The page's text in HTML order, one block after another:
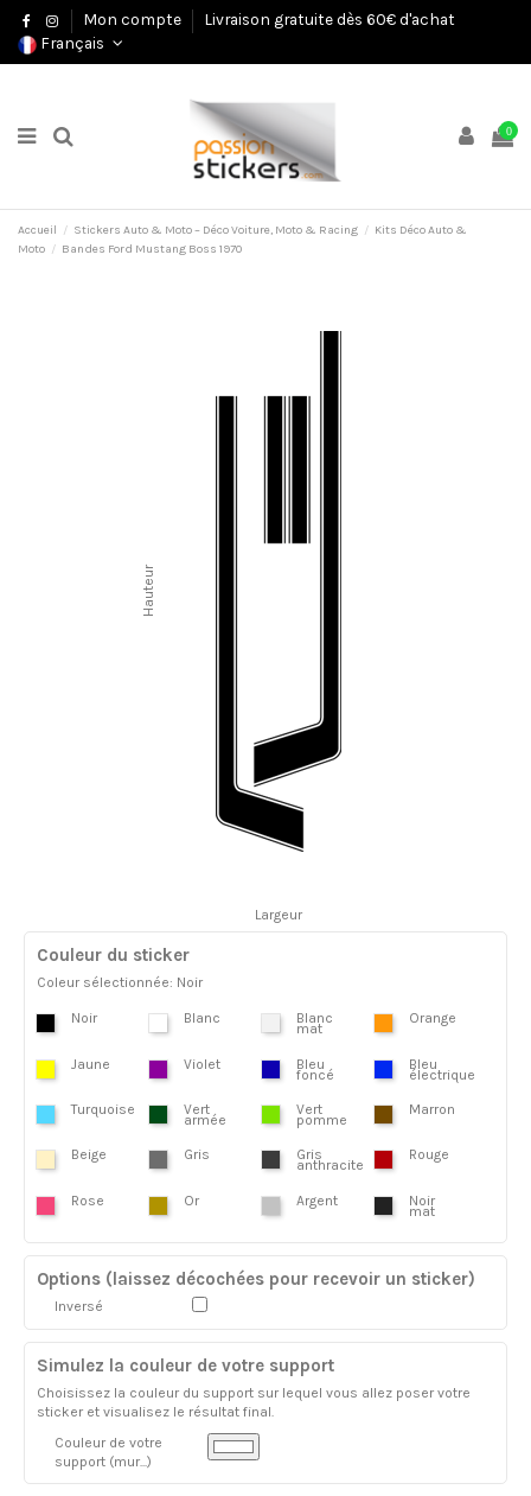
Mon compte
Livraison gratuite dès 60€ d'achat
Français
0
Accueil Stickers Auto & Moto – Déco Voiture, Moto & Racing
Kits Déco Auto &
Moto
Bandes Ford Mustang Boss 1970
Hauteur
Largeur
Couleur du sticker
Coleur sélectionnée: Noir
Noir Blanc Blanc
mat
Orange
Jaune Violet Bleu
foncé
Bleu
électrique
Turquoise Vert
armée
Vert
pomme
Marron
Beige Gris Gris
anthracite
Rouge
Rose Or Argent Noir
mat
Options (laissez décochées pour recevoir un sticker)
Inversé
Simulez la couleur de votre support
Choisissez la couleur du support sur lequel vous allez poser votre
sticker et visualisez le résultat final.
Couleur de votre
support (mur...)